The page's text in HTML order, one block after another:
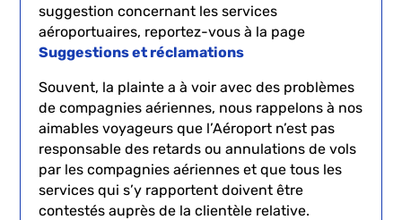
suggestion concernant les services
aéroportuaires, reportez-vous à la page
Suggestions et réclamations
Souvent, la plainte a à voir avec des problèmes
de compagnies aériennes, nous rappelons à nos
aimables voyageurs que l’Aéroport n’est pas
responsable des retards ou annulations de vols
par les compagnies aériennes et que tous les
services qui s’y rapportent doivent être
contestés auprès de la clientèle relative.